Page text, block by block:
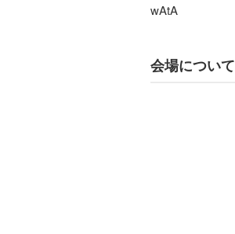
wAtA
会場について